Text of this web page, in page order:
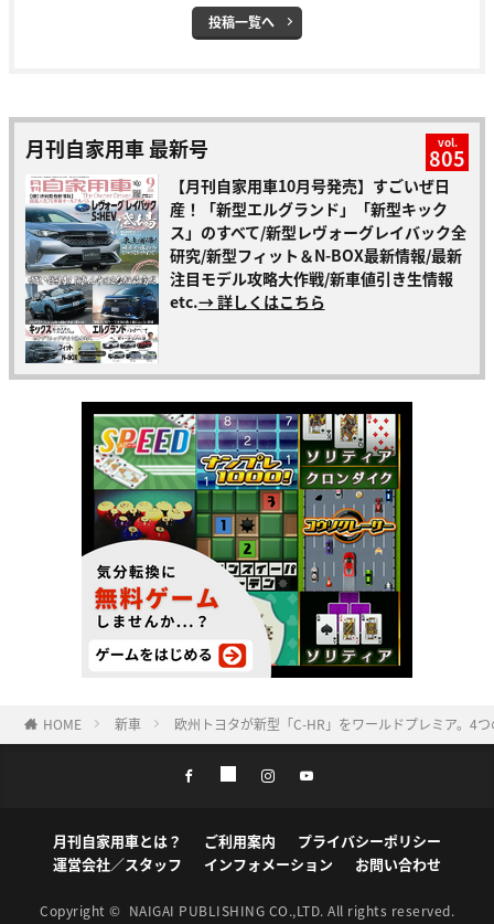
投稿一覧へ
月刊自家用車 最新号 vol.
805
【月刊自家用車10月号発売】すごいぜ日
産！「新型エルグランド」「新型キック
ス」のすべて/新型レヴォーグレイバック全
研究/新型フィット＆N-BOX最新情報/最新
注目モデル攻略大作戦/新車値引き生情報
etc.→ 詳しくはこちら
HOME 新車 欧州トヨタが新型「C-HR」をワールドプレミア。4
月刊自家用車とは？ ご利用案内
プライバシーポリシー
運営会社／スタッフ
インフォメーション お問い合わせ
Copyright © NAIGAI PUBLISHING CO.,LTD. All rights reserved.